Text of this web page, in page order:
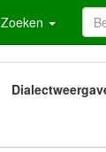
Zoeken